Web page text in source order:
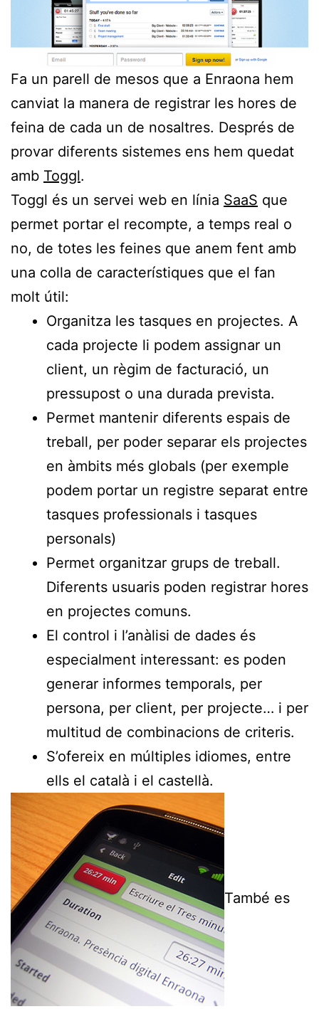
Fa un parell de mesos que a Enraona hem
canviat la manera de registrar les hores de
feina de cada un de nosaltres. Després de
provar diferents sistemes ens hem quedat
amb Toggl.
Toggl és un servei web en línia SaaS que
permet portar el recompte, a temps real o
no, de totes les feines que anem fent amb
una colla de característiques que el fan
molt útil:
Organitza les tasques en projectes. A
cada projecte li podem assignar un
client, un règim de facturació, un
pressupost o una durada prevista.
Permet mantenir diferents espais de
treball, per poder separar els projectes
en àmbits més globals (per exemple
podem portar un registre separat entre
tasques professionals i tasques
personals)
Permet organitzar grups de treball.
Diferents usuaris poden registrar hores
en projectes comuns.
El control i l’anàlisi de dades és
especialment interessant: es poden
generar informes temporals, per
persona, per client, per projecte… i per
multitud de combinacions de criteris.
S’ofereix en múltiples idiomes, entre
ells el català i el castellà.
També es